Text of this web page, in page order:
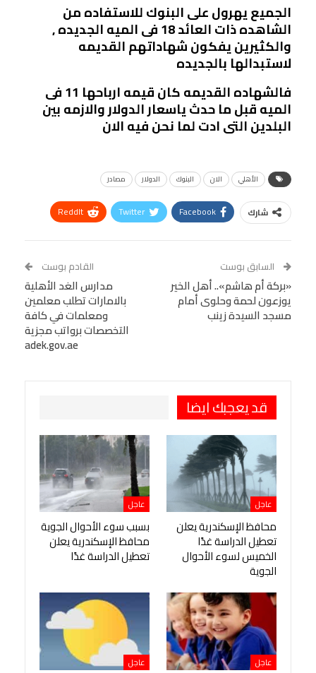
الجميع يهرول على البنوك للاستفاده من
الشاهده ذات العائد 18 فى الميه الجديده ,
والكثيرين يفكون شهاداتهم القديمه
لاستبدالها بالجديده
فالشهاده القديمه كان قيمه ارباحها 11 فى
الميه قبل ما حدث ياسعار الدولار والازمه بين
البلدين التى ادت لما نحن فيه الان
الأهلي الان البنوك الدولار مصادر
شارك Facebook
Twitter
ReddIt
Tumblr
البريد الإلكتروني
StumbleUpon
VK
Digg
LINE
BlackBerry
Viber
Pinterest
السابق بوست
«بركة أم هاشم».. أهل الخير
يوزعون لحمة وحلوى أمام
مسجد السيدة زينب
القادم بوست
مدارس الغد الأهلية
بالامارات تطلب معلمين
ومعلمات في كافة
التخصصات برواتب مجزية
adek.gov.ae
قد يعجبك ايضا
عاجل
محافظ الإسكندرية يعلن
تعطيل الدراسة غدًا
الخميس لسوء الأحوال
الجوية
عاجل
بسبب سوء الأحوال الجوية
محافظ الإسكندرية يعلن
تعطيل الدراسة غدًا
عاجل عاجل